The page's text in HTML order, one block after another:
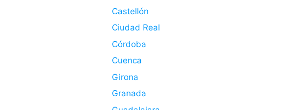
Castellón
Ciudad Real
Córdoba
Cuenca
Girona
Granada